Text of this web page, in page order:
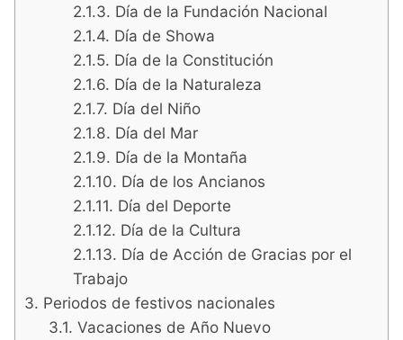
Día de la Fundación Nacional
Día de Showa
Día de la Constitución
Día de la Naturaleza
Día del Niño
Día del Mar
Día de la Montaña
Día de los Ancianos
Día del Deporte
Día de la Cultura
Día de Acción de Gracias por el
Trabajo
Periodos de festivos nacionales
Vacaciones de Año Nuevo